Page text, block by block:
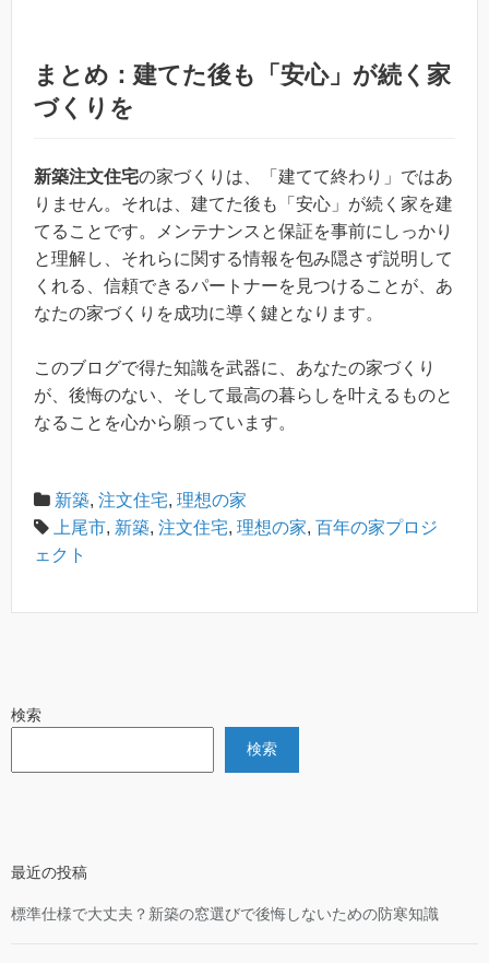
まとめ：建てた後も「安心」が続く家
づくりを
新築注文住宅の家づくりは、「建てて終わり」ではあ
りません。それは、建てた後も「安心」が続く家を建
てることです。メンテナンスと保証を事前にしっかり
と理解し、それらに関する情報を包み隠さず説明して
くれる、信頼できるパートナーを見つけることが、あ
なたの家づくりを成功に導く鍵となります。
このブログで得た知識を武器に、あなたの家づくり
が、後悔のない、そして最高の暮らしを叶えるものと
なることを心から願っています。
新築, 注文住宅, 理想の家
上尾市, 新築, 注文住宅, 理想の家, 百年の家プロジ
ェクト
検索
検索
最近の投稿
標準仕様で大丈夫？新築の窓選びで後悔しないための防寒知識